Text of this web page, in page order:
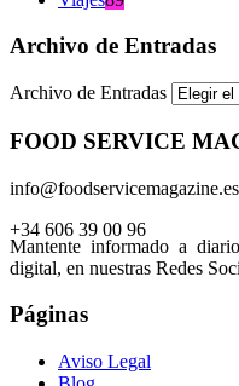
Archivo de Entradas
Archivo de Entradas
FOOD SERVICE
info@foodservicemagazine.es
+34 606 39 00 96
Mantente informado a
digital, en nuestras Redes
Páginas
Aviso Legal